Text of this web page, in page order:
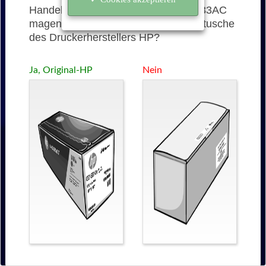
Handelt es sich bei der 654AC (CF333AC
magenta) um eine originale Tonerkartusche
des Druckerherstellers HP?
Ja, Original-HP Nein